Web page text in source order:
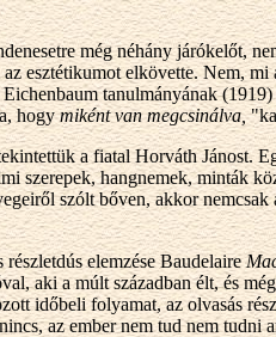
még néhány járókelőt,
esztétikumot elkövette. Nem, mi
tanulmányának (1919)
hogymiként van megcsinálva,
a fiatal Horváth Jánost.
szerepek, hangnemek, minták
szólt bőven, akkor
elemzése Baudelaire
aki a múlt században élt, és
időbeli folyamat, az olvasás
az ember nem tud nem tudni